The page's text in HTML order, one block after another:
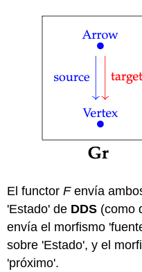
El functorFenvía
'Estado' de DDS (como
envía el morfismo
sobre 'Estado', y el
'próximo'.